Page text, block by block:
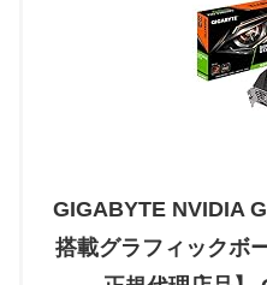
GIGABYTE NVIDIA
搭載グラフィックボ